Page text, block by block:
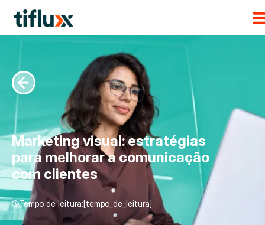
Marketing visual: estratégias
para melhorar a comunicação
com clientes
Tempo de leitura:[tempo_de_leitura]